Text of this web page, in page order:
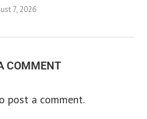
7, 2026
COMMENT
post a comment.